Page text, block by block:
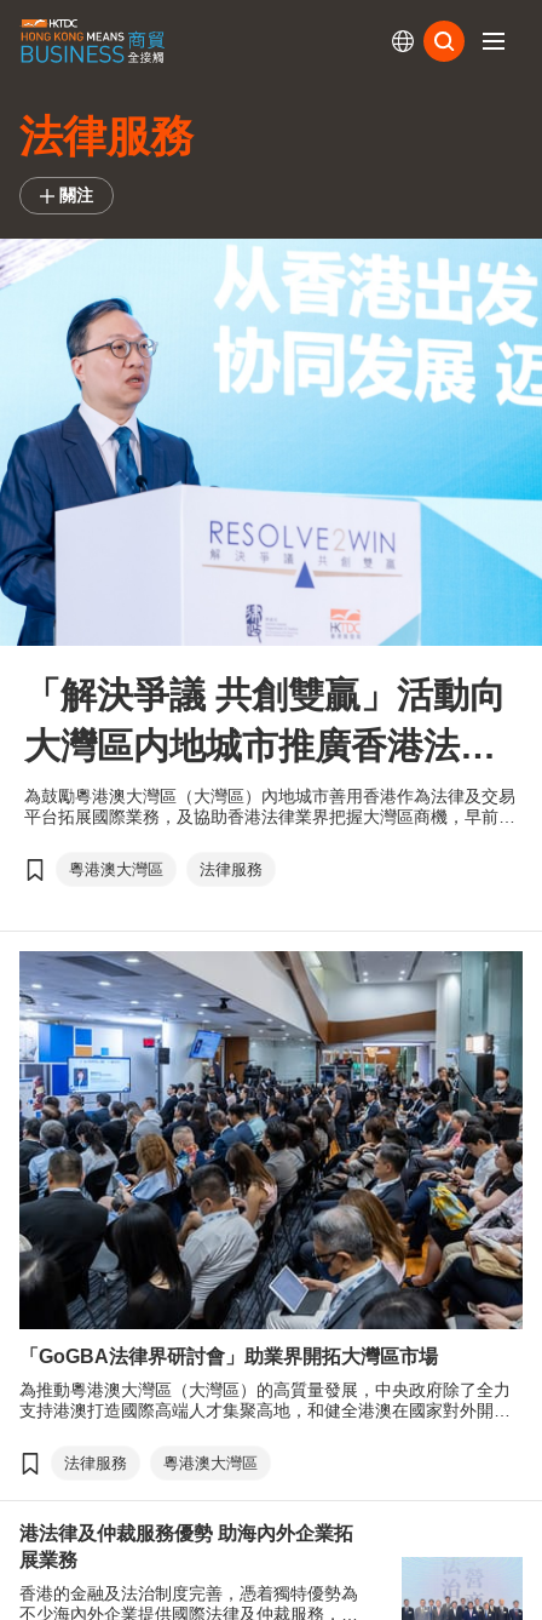
法律服務
關注
「解決爭議 共創雙贏」活動向
大灣區内地城市推廣香港法律
服務
為鼓勵粵港澳大灣區（大灣區）內地城市善用香港作為法律及交易
平台拓展國際業務，及協助香港法律業界把握大灣區商機，早前香
創雙贏 — 香港法律服務 共享發展機遇」（Resolve2Win – Legal
Services of Hong Kong, Opportunities for All）活動，推廣香港作
粵港澳大灣區 法律服務
「GoGBA法律界研討會」助業界開拓大灣區市場
為推動粵港澳大灣區（大灣區）的高質量發展，中央政府除了全力
支持港澳打造國際高端人才集聚高地，和健全港澳在國家對外開放
業人才和企業提供龐大機遇。
法律服務 粵港澳大灣區
港法律及仲裁服務優勢 助海內外企業拓
展業務
香港的金融及法治制度完善，憑着獨特優勢為
不少海內外企業提供國際法律及仲裁服務，助